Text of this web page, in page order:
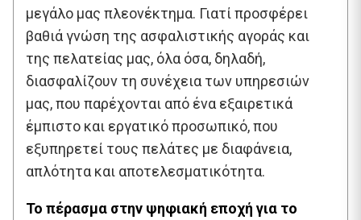
μεγάλο μας πλεονέκτημα. Γιατί προσφέρει
βαθιά γνώση της ασφαλιστικής αγοράς και
της πελατείας μας, όλα όσα, δηλαδή,
διασφαλίζουν τη συνέχεια των υπηρεσιών
μας, που παρέχονται από ένα εξαιρετικά
έμπιστο και εργατικό προσωπικό, που
εξυπηρετεί τους πελάτες με διαφάνεια,
απλότητα και αποτελεσματικότητα.
Το πέρασμα στην ψηφιακή εποχή για το